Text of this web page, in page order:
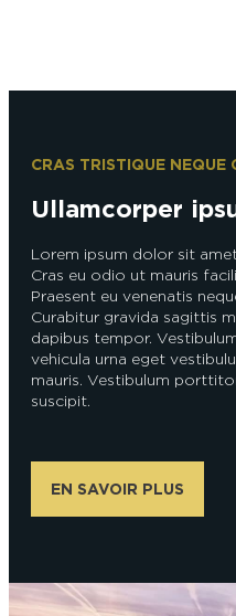
CRAS TRISTIQUE NEQUE
Ullamcorper
Lorem ipsum dolor sit
Cras eu odio ut mauris
Praesent eu venenatis
Curabitur gravida sagittis
dapibus tempor.
vehicula urna eget
mauris. Vestibulum
suscipit.
EN SAVOIR PLUS